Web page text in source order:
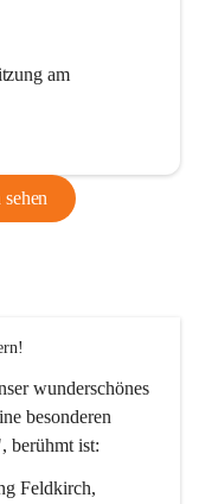
am
wunderschönes
besonderen
berühmt ist:
Feldkirch,